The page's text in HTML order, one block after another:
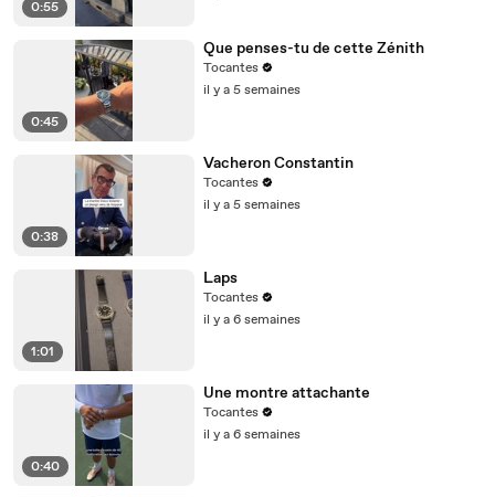
0:55
0:45
Que penses-tu de cette Zénith
Tocantes
il y a 5 semaines
0:38
Vacheron Constantin
Tocantes
il y a 5 semaines
1:01
Laps
Tocantes
il y a 6 semaines
0:40
Une montre attachante
Tocantes
il y a 6 semaines